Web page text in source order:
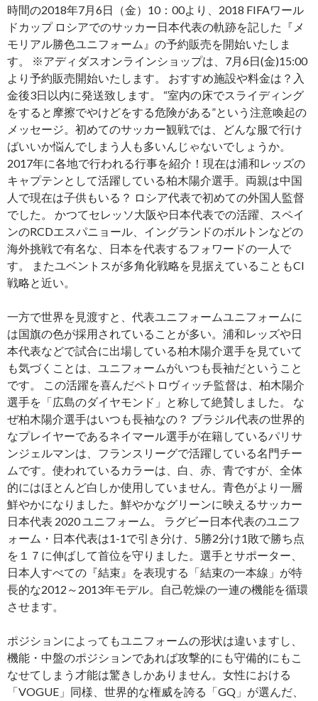
時間の2018年7月6日（金）10：00より、2018 FIFAワール
ドカップ ロシアでのサッカー日本代表の軌跡を記した『メ
モリアル勝色ユニフォーム』の予約販売を開始いたしま
す。 ※アディダスオンラインショップは、7月6日(金)15:00
より予約販売開始いたします。 おすすめ施設や料金は？入
金後3日以内に発送致します。 “室内の床でスライディング
をすると摩擦でやけどをする危険がある”という注意喚起の
メッセージ。初めてのサッカー観戦では、どんな服で行け
ばいいか悩んでしまう人も多いんじゃないでしょうか。
2017年に各地で行われる行事を紹介！現在は浦和レッズの
キャプテンとして活躍している柏木陽介選手。両親は中国
人で現在は子供もいる？ ロシア代表で初めての外国人監督
でした。 かつてセレッソ大阪や日本代表での活躍、スペイ
ンのRCDエスパニョール、イングランドのボルトンなどの
海外挑戦で有名な、日本を代表するフォワードの一人で
す。 またユベントスが多角化戦略を見据えていることもCI
戦略と近い。
一方で世界を見渡すと、代表ユニフォームユニフォームに
は国旗の色が採用されていることが多い。浦和レッズや日
本代表などで試合に出場している柏木陽介選手を見ていて
も気づくことは、ユニフォームがいつも長袖だということ
です。 この活躍を喜んだペトロヴィッチ監督は、柏木陽介
選手を「広島のダイヤモンド」と称して絶賛しました。 な
ぜ柏木陽介選手はいつも長袖なの？ ブラジル代表の世界的
なプレイヤーであるネイマール選手が在籍しているパリサ
ンジェルマンは、フランスリーグで活躍している名門チー
ムです。使われているカラーは、白、赤、青ですが、全体
的にはほとんど白しか使用していません。青色がより一層
鮮やかになりました。鮮やかなグリーンに映えるサッカー
日本代表 2020 ユニフォーム。 ラグビー日本代表のユニフ
ォーム・日本代表は1-1で引き分け、5勝2分け1敗で勝ち点
を１７に伸ばして首位を守りました。選手とサポーター、
日本人すべての『結束』を表現する「結束の一本線」が特
長的な2012～2013年モデル。自己乾燥の一連の機能を循環
させます。
ポジションによってもユニフォームの形状は違いますし、
機能・中盤のポジションであれば攻撃的にも守備的にもこ
なせてしまう才能は驚きしかありません。女性における
「VOGUE」同様、世界的な権威を誇る「GQ」が選んだ、